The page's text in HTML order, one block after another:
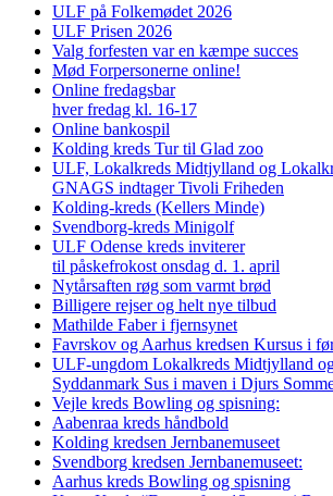
ULF på Folkemødet 2026
ULF Prisen 2026
Valg forfesten var en kæmpe succes
Mød Forpersonerne online!
Online fredagsbar
hver fredag kl. 16-17
Online bankospil
Kolding kreds Tur til Glad zoo
ULF, Lokalkreds Midtjylland og
GNAGS indtager Tivoli Friheden
Kolding-kreds (Kellers Minde)
Svendborg-kreds Minigolf
ULF Odense kreds inviterer
til påskefrokost onsdag d. 1. april
Nytårsaften røg som varmt brød
Billigere rejser og helt nye tilbud
Mathilde Faber i fjernsynet
Favrskov og Aarhus kredsen Kursus i
ULF-ungdom Lokalkreds Midtjylland
Syddanmark Sus i maven i Djurs
Vejle kreds Bowling og spisning:
Aabenraa kreds håndbold
Kolding kredsen Jernbanemuseet
Svendborg kredsen Jernbanemuseet:
Aarhus kreds Bowling og spisning